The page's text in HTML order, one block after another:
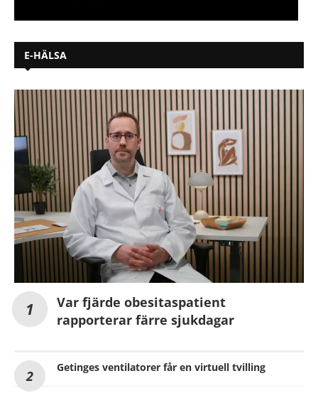
E-HÄLSA
Var fjärde obesitaspatient
rapporterar färre sjukdagar
Getinges ventilatorer får en virtuell tvilling